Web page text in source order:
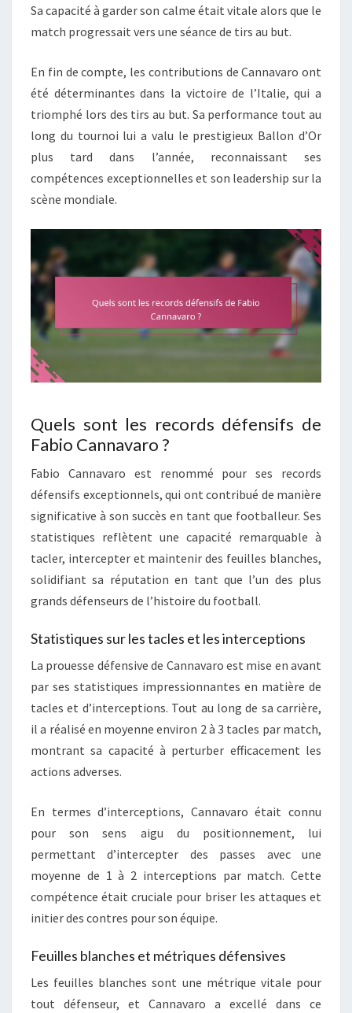
Sa capacité à garder son calme était vitale alors que le
match progressait vers une séance de tirs au but.
En fin de compte, les contributions de Cannavaro ont
été déterminantes dans la victoire de l’Italie, qui a
triomphé lors des tirs au but. Sa performance tout au
long du tournoi lui a valu le prestigieux Ballon d’Or
plus tard dans l’année, reconnaissant ses
compétences exceptionnelles et son leadership sur la
scène mondiale.
Quels sont les records défensifs de
Fabio Cannavaro ?
Fabio Cannavaro est renommé pour ses records
défensifs exceptionnels, qui ont contribué de manière
significative à son succès en tant que footballeur. Ses
statistiques reflètent une capacité remarquable à
tacler, intercepter et maintenir des feuilles blanches,
solidifiant sa réputation en tant que l’un des plus
grands défenseurs de l’histoire du football.
Statistiques sur les tacles et les interceptions
La prouesse défensive de Cannavaro est mise en avant
par ses statistiques impressionnantes en matière de
tacles et d’interceptions. Tout au long de sa carrière,
il a réalisé en moyenne environ 2 à 3 tacles par match,
montrant sa capacité à perturber efficacement les
actions adverses.
En termes d’interceptions, Cannavaro était connu
pour son sens aigu du positionnement, lui
permettant d’intercepter des passes avec une
moyenne de 1 à 2 interceptions par match. Cette
compétence était cruciale pour briser les attaques et
initier des contres pour son équipe.
Feuilles blanches et métriques défensives
Les feuilles blanches sont une métrique vitale pour
tout défenseur, et Cannavaro a excellé dans ce